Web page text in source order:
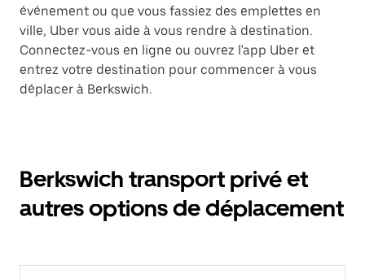
événement ou que vous fassiez des emplettes en
ville, Uber vous aide à vous rendre à destination.
Connectez-vous en ligne ou ouvrez l'app Uber et
entrez votre destination pour commencer à vous
déplacer à Berkswich.
Berkswich transport privé et
autres options de déplacement